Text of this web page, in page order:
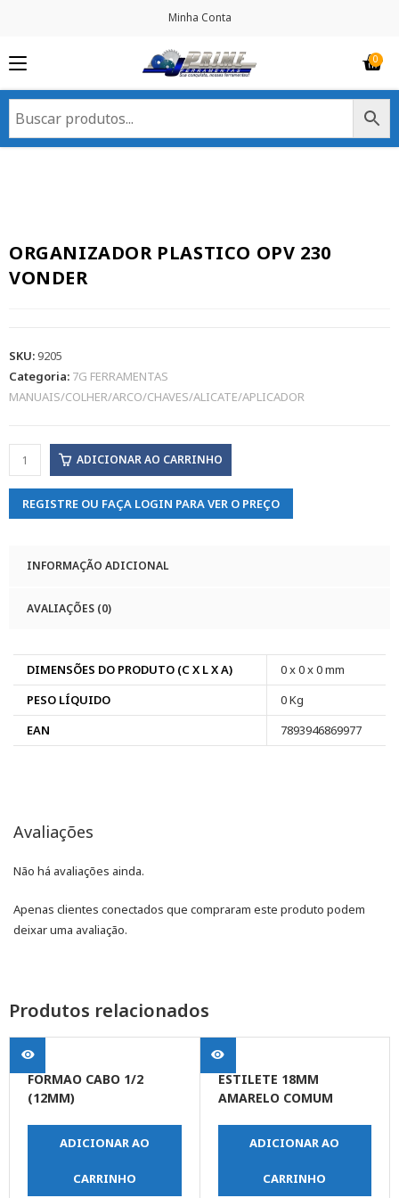
Minha Conta
ORGANIZADOR PLASTICO OPV 230
VONDER
SKU:9205
Categoria: 7G FERRAMENTAS
MANUAIS/COLHER/ARCO/CHAVES/ALICATE/APLICADOR
ADICIONAR AO CARRINHO
REGISTRE OU FAÇA LOGIN PARA VER O PREÇO
INFORMAÇÃO ADICIONAL
AVALIAÇÕES (0)
DIMENSÕES DO PRODUTO (C X L X A)
0 x 0 x 0 mm
PESO LÍQUIDO
0 Kg
EAN
7893946869977
Avaliações
Não há avaliações ainda.
Apenas clientes conectados que compraram este produto podem
deixar uma avaliação.
Produtos relacionados
FORMAO CABO 1/2
(12MM)
ADICIONAR AO
CARRINHO
ESTILETE 18MM
AMARELO COMUM
ADICIONAR AO
CARRINHO